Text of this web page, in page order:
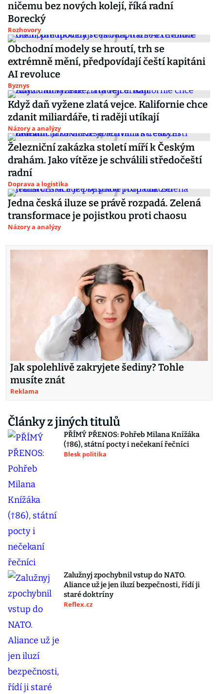
ničemu bez nových kolejí, říká radní
Borecký
Rozhovory
Obchodní modely se hroutí, trh se
extrémně mění, předpovídají čeští kapitáni
AI revoluce
Byznys
Když daň vyžene zlatá vejce. Kalifornie chce
zdanit miliardáře, ti raději utíkají
Názory a analýzy
Železniční zakázka století míří k Českým
drahám. Jako vítěze je schválili středočeští
radní
Doprava a logistika
Jedna česká iluze se právě rozpadá. Zelená
transformace je pojistkou proti chaosu
Názory a analýzy
Jak spolehlivě zakryjete šediny? Tohle
musíte znát
Reklama
Články z jiných titulů
PŘÍMÝ PŘENOS: Pohřeb Milana Knížáka
(†86), státní pocty i nečekaní řečníci
Blesk politika
Zalužnyj zpochybnil vstup do NATO.
Aliance už je jen iluzí bezpečnosti, řídí ji
staré doktríny
Reflex.cz